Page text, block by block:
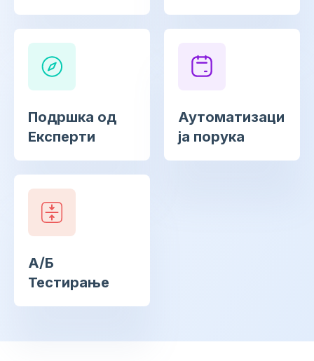
Подршка од
Експерти
Аутоматизаци
ја порука
А/Б
Тестирање